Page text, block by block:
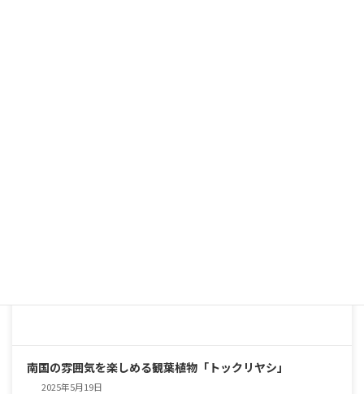
南国の雰囲気を楽しめる観葉植物「トックリヤシ」
2025年5月19日